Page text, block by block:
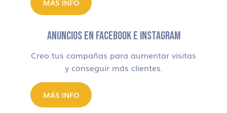
MÁS INFO
ANUNCIOS EN FACEBOOK E INSTAGRAM
Creo tus campañas para aumentar visitas
y conseguir más clientes.
MÁS INFO